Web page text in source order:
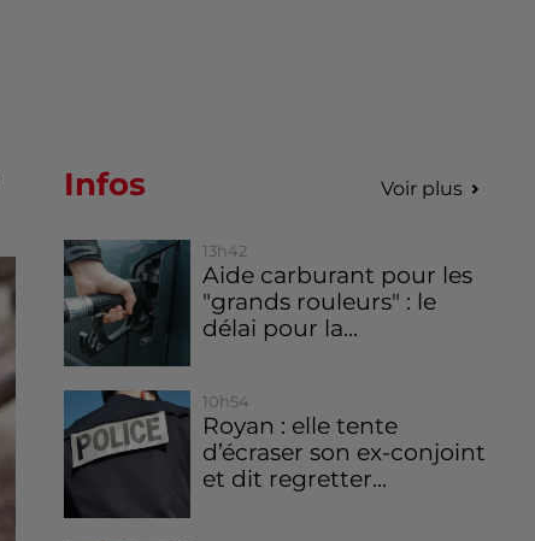
Infos Voir plus
13h42
Aide carburant pour les
"grands rouleurs" : le
délai pour la...
10h54
Royan : elle tente
d’écraser son ex-conjoint
et dit regretter...